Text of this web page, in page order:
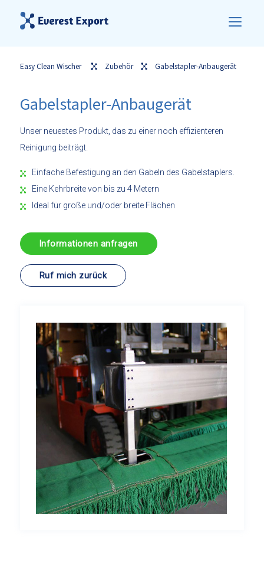
Easy Clean Wischer Zubehör Gabelstapler-Anbaugerät
Gabelstapler-Anbaugerät
Unser neuestes Produkt, das zu einer noch effizienteren
Reinigung beiträgt.
Einfache Befestigung an den Gabeln des Gabelstaplers.
Eine Kehrbreite von bis zu 4 Metern
Ideal für große und/oder breite Flächen
Informationen anfragen
Ruf mich zurück